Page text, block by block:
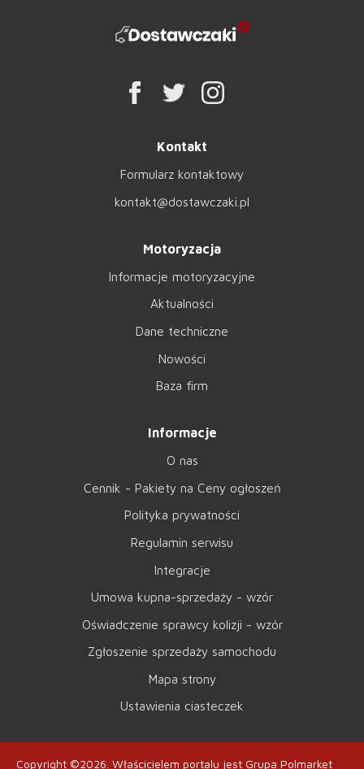
Kontakt
Formularz kontaktowy
kontakt@dostawczaki.pl
Motoryzacja
Informacje motoryzacyjne
Aktualności
Dane techniczne
Nowości
Baza firm
Informacje
O nas
Cennik - Pakiety na Ceny ogłoszeń
Polityka prywatności
Regulamin serwisu
Integracje
Umowa kupna-sprzedaży - wzór
Oświadczenie sprawcy kolizji - wzór
Zgłoszenie sprzedaży samochodu
Mapa strony
Ustawienia ciasteczek
Copyright ©2026. Właścicielem portalu jest Grupa Polmarket